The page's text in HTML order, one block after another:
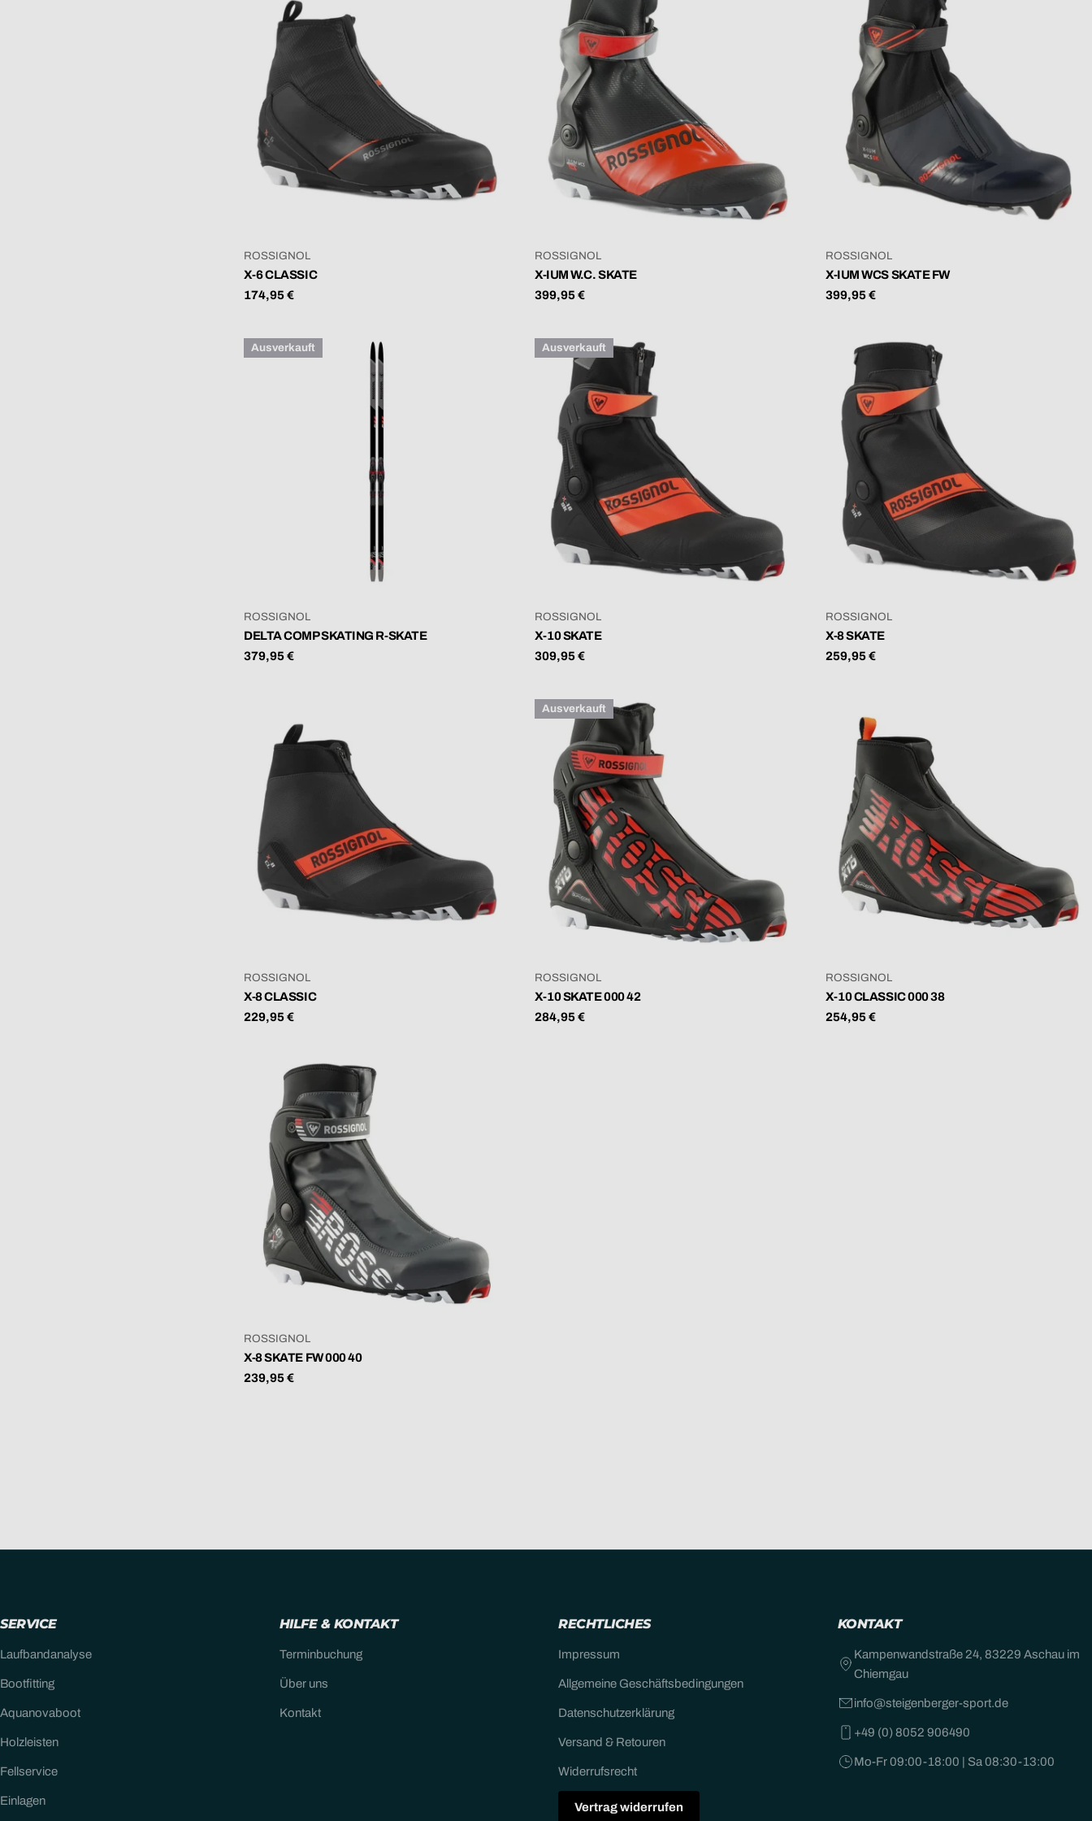
U
N
VERKÄUFER:
ROSSIGNOL
X-6 CLASSIC
Regulärer
174,95 €
VERKÄUFER:
ROSSIGNOL
X-IUM W.C. SKATE
Regulärer
399,95 €
VERKÄUFER:
ROSSIGNOL
X-IUM WCS SKATE FW
Regulärer
399,95 €
Ausverkauft
VERKÄUFER:
ROSSIGNOL
DELTA COMP SKATING R-SKATE
Regulärer
379,95 €
Ausverkauft
VERKÄUFER:
ROSSIGNOL
X-10 SKATE
Regulärer
309,95 €
VERKÄUFER:
ROSSIGNOL
X-8 SKATE
Regulärer
259,95 €
VERKÄUFER:
ROSSIGNOL
X-8 CLASSIC
Regulärer
229,95 €
Ausverkauft
VERKÄUFER:
ROSSIGNOL
X-10 SKATE 000 42
Regulärer
284,95 €
VERKÄUFER:
ROSSIGNOL
X-10 CLASSIC 000 38
Regulärer
254,95 €
VERKÄUFER:
ROSSIGNOL
X-8 SKATE FW 000 40
Regulärer
239,95 €
SERVICE
Laufbandanalyse
Bootfitting
Aquanovaboot
Holzleisten
Fellservice
Einlagen
HILFE & KONTAKT
Terminbuchung
Über uns
Kontakt
RECHTLICHES
Impressum
Allgemeine Geschäftsbedingungen
Datenschutzerklärung
Versand & Retouren
Widerrufsrecht
Vertrag widerrufen
KONTAKT
Kampenwandstraße 24, 83229 Aschau im
Chiemgau
info@steigenberger-sport.de
+49 (0) 8052 906490
Mo-Fr 09:00-18:00 | Sa 08:30-13:00